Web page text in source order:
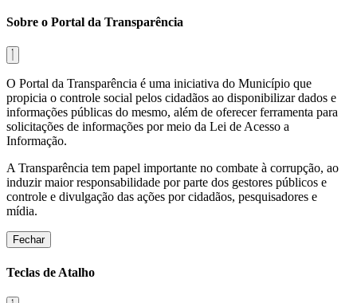
Sobre o Portal da Transparência
O Portal da Transparência é uma iniciativa do Município que
propicia o controle social pelos cidadãos ao disponibilizar dados e
informações públicas do mesmo, além de oferecer ferramenta para
solicitações de informações por meio da Lei de Acesso a
Informação.
A Transparência tem papel importante no combate à corrupção, ao
induzir maior responsabilidade por parte dos gestores públicos e
controle e divulgação das ações por cidadãos, pesquisadores e
mídia.
Fechar
Teclas de Atalho